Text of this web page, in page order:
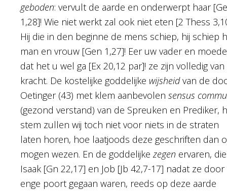
geboden: vervult de aarde en onderwerpt haar
1,28]! Wie niet werkt zal ook niet eten [2 Thess
Hij die in den beginne de mens schiep, hij schiep
man en vrouw [Gen 1,27]! Eer uw vader en
dat het u wel ga [Ex 20,12 par]! ze zijn volledig van
kracht. De kostelijke goddelijke wijsheidvan de
Oetinger (43) met klem aanbevolen sensus
(gezond verstand) van de Spreuken en Prediker,
stem zullen wij toch niet voor niets in de straten
laten horen, hoe laatjoods deze geschriften dan
mogen wezen. En de goddelijkezegen ervaren, die
Isaak [Gn 22,17] en Job [Jb 42,7-17] nadat ze
enge poort gegaan waren, reeds op deze aarde